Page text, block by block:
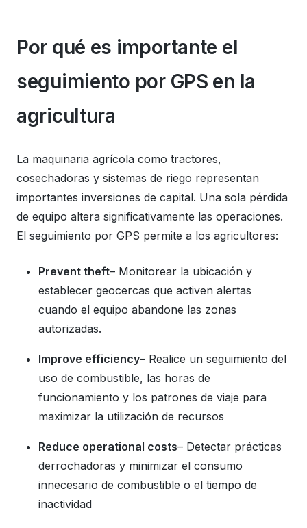
Por qué es importante el
seguimiento por GPS en la
agricultura
La maquinaria agrícola como tractores,
cosechadoras y sistemas de riego representan
importantes inversiones de capital. Una sola pérdida
de equipo altera significativamente las operaciones.
El seguimiento por GPS permite a los agricultores:
Prevent theft– Monitorear la ubicación y
establecer geocercas que activen alertas
cuando el equipo abandone las zonas
autorizadas.
Improve efficiency– Realice un seguimiento del
uso de combustible, las horas de
funcionamiento y los patrones de viaje para
maximizar la utilización de recursos
Reduce operational costs– Detectar prácticas
derrochadoras y minimizar el consumo
innecesario de combustible o el tiempo de
inactividad